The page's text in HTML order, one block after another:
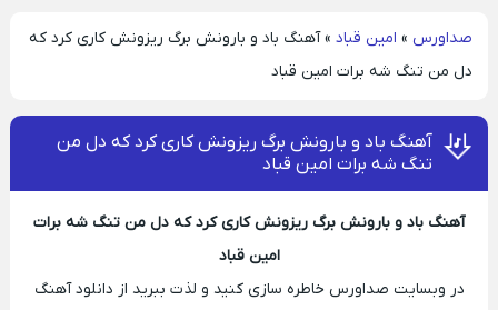
صداورس » امین قباد»آهنگ باد و بارونش برگ ریزونش کاری کرد که
دل من تنگ شه برات امین قباد
آهنگ باد و بارونش برگ ریزونش کاری کرد که دل من
تنگ شه برات امین قباد
آهنگ باد و بارونش برگ ریزونش کاری کرد که دل من تنگ شه برات
امین قباد
در وبسایت صداورس خاطره سازی کنید و لذت ببرید از دانلود آهنگ